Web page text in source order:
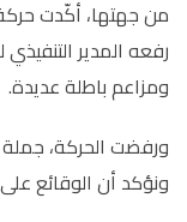
من جهتها، أكّدت حركة
رفعه المدير
ومزاعم باطلة عديدة.
ورفضت الحركة، جملة
ونؤكد أن الوقائع